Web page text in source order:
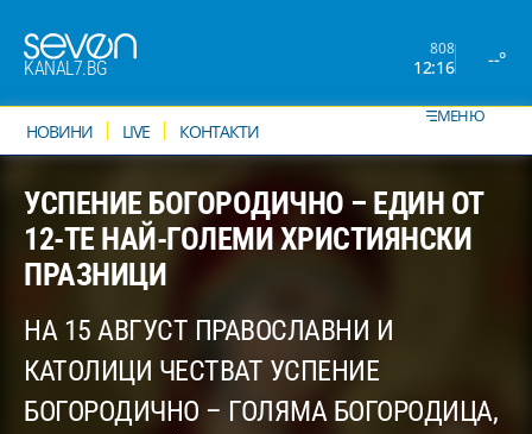
KANAL7.BG
808
12:16 --°
НОВИНИ LIVE КОНТАКТИ
МЕНЮ
УСПЕНИЕ БОГОРОДИЧНО – ЕДИН ОТ
12-ТЕ НАЙ-ГОЛЕМИ ХРИСТИЯНСКИ
ПРАЗНИЦИ
НА 15 АВГУСТ ПРАВОСЛАВНИ И
КАТОЛИЦИ ЧЕСТВАТ УСПЕНИЕ
БОГОРОДИЧНО – ГОЛЯМА БОГОРОДИЦА,